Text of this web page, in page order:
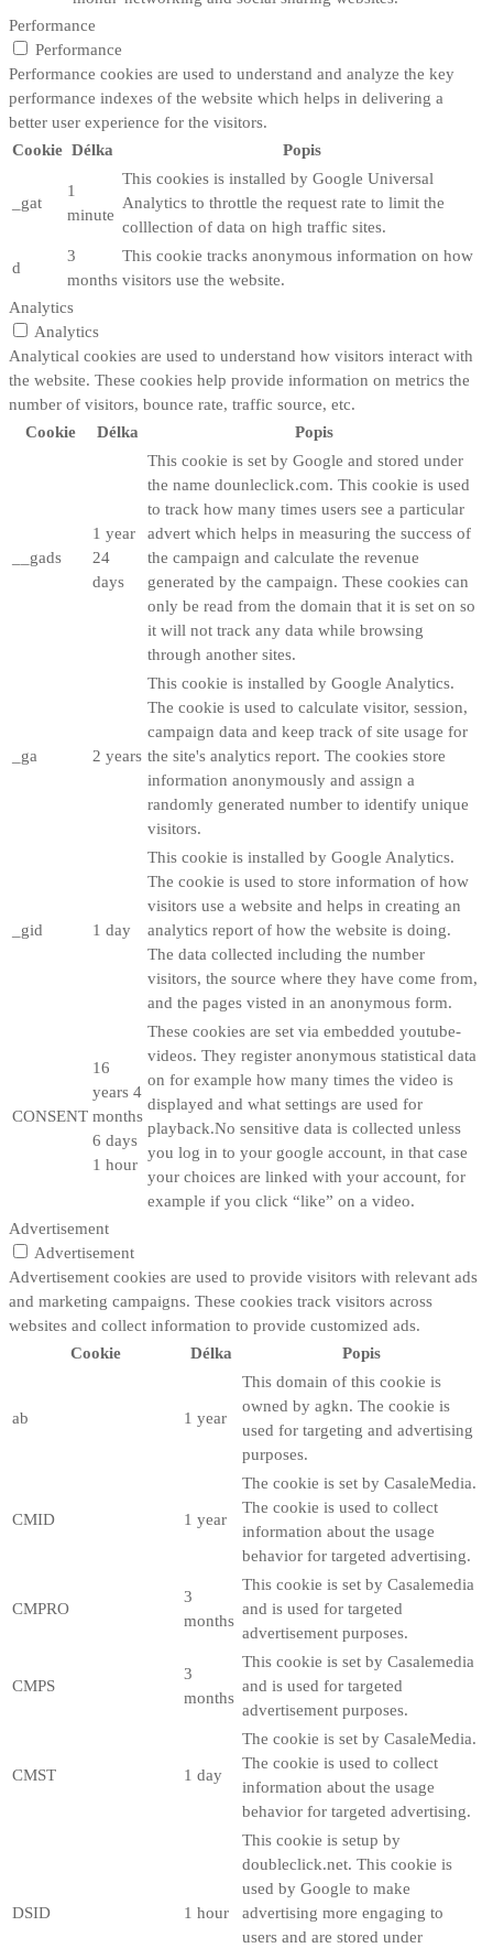
Performance
Performance
Performance cookies are used to understand and analyze the key
performance indexes of the website which helps in delivering a
better user experience for the visitors.
Cookie Délka Popis
_gat
1
minute
This cookies is installed by Google Universal
Analytics to throttle the request rate to limit the
colllection of data on high traffic sites.
d
3
months
This cookie tracks anonymous information on how
visitors use the website.
Analytics
Analytics
Analytical cookies are used to understand how visitors interact with
the website. These cookies help provide information on metrics the
number of visitors, bounce rate, traffic source, etc.
Cookie
Délka Popis
__gads
1 year
24
days
This cookie is set by Google and stored under
the name dounleclick.com. This cookie is used
to track how many times users see a particular
advert which helps in measuring the success of
the campaign and calculate the revenue
generated by the campaign. These cookies can
only be read from the domain that it is set on so
it will not track any data while browsing
through another sites.
_ga 2 years
This cookie is installed by Google Analytics.
The cookie is used to calculate visitor, session,
campaign data and keep track of site usage for
the site's analytics report. The cookies store
information anonymously and assign a
randomly generated number to identify unique
visitors.
_gid 1 day
This cookie is installed by Google Analytics.
The cookie is used to store information of how
visitors use a website and helps in creating an
analytics report of how the website is doing.
The data collected including the number
visitors, the source where they have come from,
and the pages visted in an anonymous form.
CONSENT
16
years 4
months
6 days
1 hour
These cookies are set via embedded youtube-
videos. They register anonymous statistical data
on for example how many times the video is
displayed and what settings are used for
playback.No sensitive data is collected unless
you log in to your google account, in that case
your choices are linked with your account, for
example if you click “like” on a video.
Advertisement
Advertisement
Advertisement cookies are used to provide visitors with relevant ads
and marketing campaigns. These cookies track visitors across
websites and collect information to provide customized ads.
Cookie
Délka Popis
ab 1 year
This domain of this cookie is
owned by agkn. The cookie is
used for targeting and advertising
purposes.
CMID 1 year
The cookie is set by CasaleMedia.
The cookie is used to collect
information about the usage
behavior for targeted advertising.
CMPRO
3
months
This cookie is set by Casalemedia
and is used for targeted
advertisement purposes.
CMPS
3
months
This cookie is set by Casalemedia
and is used for targeted
advertisement purposes.
CMST 1 day
The cookie is set by CasaleMedia.
The cookie is used to collect
information about the usage
behavior for targeted advertising.
DSID 1 hour
This cookie is setup by
doubleclick.net. This cookie is
used by Google to make
advertising more engaging to
users and are stored under